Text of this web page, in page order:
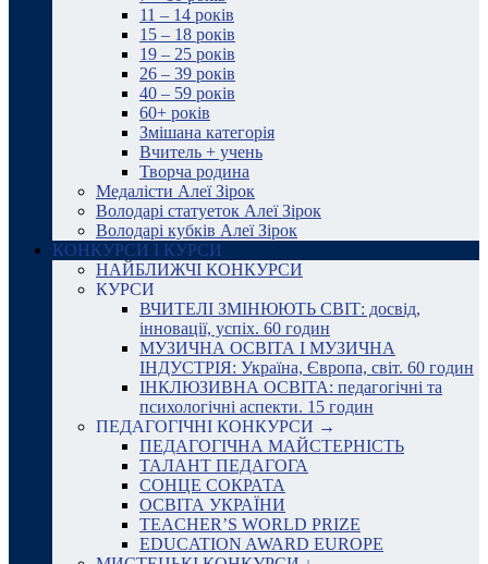
11 – 14 років
15 – 18 років
19 – 25 років
26 – 39 років
40 – 59 років
60+ років
Змішана категорія
Вчитель + учень
Творча родина
Медалісти Алеї Зірок
Володарі статуеток Алеї Зірок
Володарі кубків Алеї Зірок
КОНКУРСИ І КУРСИ
НАЙБЛИЖЧІ КОНКУРСИ
КУРСИ
ВЧИТЕЛІ ЗМІНЮЮТЬ СВІТ: досвід,
інновації, успіх. 60 годин
МУЗИЧНА ОСВІТА І МУЗИЧНА
ІНДУСТРІЯ: Україна, Європа, світ. 60 годин
ІНКЛЮЗИВНА ОСВІТА: педагогічні та
психологічні аспекти. 15 годин
ПЕДАГОГІЧНІ КОНКУРСИ →
ПЕДАГОГІЧНА МАЙСТЕРНІСТЬ
ТАЛАНТ ПЕДАГОГА
СОНЦЕ СОКРАТА
ОСВІТА УКРАЇНИ
TEACHER’S WORLD PRIZE
EDUCATION AWARD EUROPE